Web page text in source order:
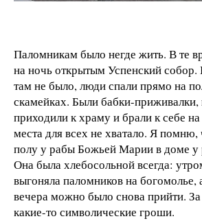
Паломникам было негде жить. В те
на ночь открытым Успенский собор.
там не было, люди спали прямо на
скамейках. Были бабки-
приходили к храму и брали к себе
места для всех не хватало. Я помню,
полу у рабы Божьей Марии в доме у
Она была хлебосольной всегда:
выгоняла паломников на богомолье,
вечера можно было снова прийти.
какие-то символические гроши.